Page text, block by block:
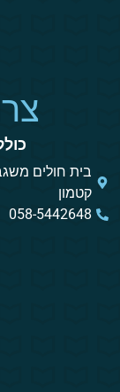
קטמון
058-5442648